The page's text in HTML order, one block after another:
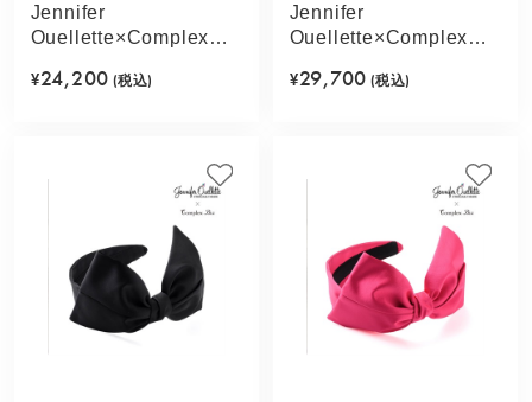
Jennifer
Ouellette×Complex
フレキシフィットヘア
¥24,200 (税込)
Jennifer
Ouellette×Complex
ピース フレキシフィッ
¥29,700 (税込)